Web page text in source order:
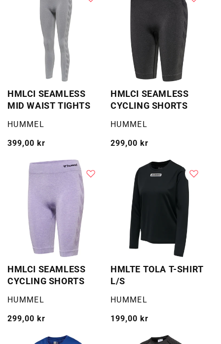
HMLCI SEAMLESS
MID WAIST TIGHTS
Selger:
HUMMEL
Vanlig
399,00 kr
HMLCI SEAMLESS
CYCLING SHORTS
Selger:
HUMMEL
Vanlig
299,00 kr
HMLCI SEAMLESS
CYCLING SHORTS
Selger:
HUMMEL
Vanlig
299,00 kr
HMLTE TOLA T-SHIRT
L/S
Selger:
HUMMEL
Vanlig
199,00 kr